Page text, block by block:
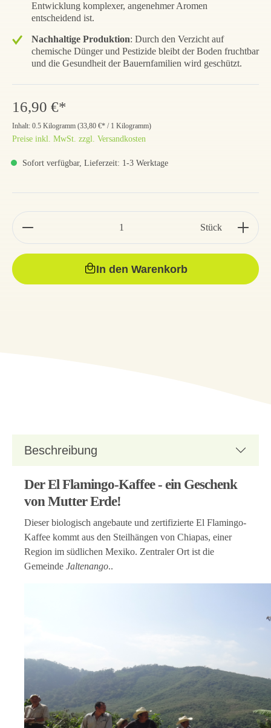
Entwicklung komplexer, angenehmer Aromen
entscheidend ist.
Nachhaltige Produktion: Durch den Verzicht auf
chemische Dünger und Pestizide bleibt der Boden fruchtbar
und die Gesundheit der Bauernfamilien wird geschützt.
16,90 €*
Inhalt: 0.5 Kilogramm (33,80 €* / 1 Kilogramm)
Preise inkl. MwSt. zzgl. Versandkosten
Sofort verfügbar, Lieferzeit: 1-3 Werktage
Stück
In den Warenkorb
Beschreibung
Der El Flamingo-Kaffee - ein Geschenk
von Mutter Erde!
Dieser biologisch angebaute und zertifizierte El Flamingo-
Kaffee kommt aus den Steilhängen von Chiapas, einer
Region im südlichen Mexiko. Zentraler Ort ist die
Gemeinde Jaltenango..